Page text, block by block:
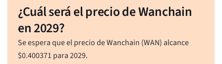
¿Cuál será el precio de Wanchain
en 2029?
Se espera que el precio de Wanchain (WAN) alcance
$0.400371 para 2029.